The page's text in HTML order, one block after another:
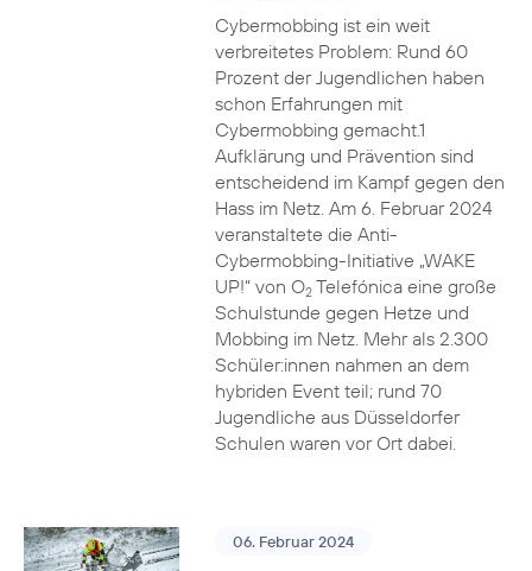
Cybermobbing ist ein weit
verbreitetes Problem: Rund 60
Prozent der Jugendlichen haben
schon Erfahrungen mit
Cybermobbing gemacht.1
Aufklärung und Prävention sind
entscheidend im Kampf gegen den
Hass im Netz. Am 6. Februar 2024
veranstaltete die Anti-
Cybermobbing-Initiative „WAKE
UP!“ von O2Telefónica eine große
Schulstunde gegen Hetze und
Mobbing im Netz. Mehr als 2.300
Schüler:innen nahmen an dem
hybriden Event teil; rund 70
Jugendliche aus Düsseldorfer
Schulen waren vor Ort dabei.
06. Februar 2024